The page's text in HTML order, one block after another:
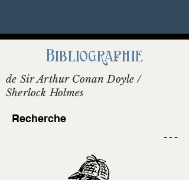
Bibliographie
de Sir Arthur Conan Doyle /
Sherlock Holmes
Recherche
- - -